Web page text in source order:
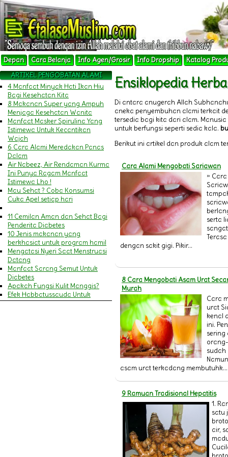
Depan Cara Belanja Info Agen/Grosir Info Dropship
Katalog
ARTIKEL PENGOBATAN ALAMI
4 Manfaat Minyak Hati Ikan Hiu
Bagi Kesehatan Kita
8 Makanan Super yang Ampuh
Menjaga Kesehatan Wanita
Manfaat Masker Spirulina Yang
Istimewa Untuk Kecantikan
Wajah
6 Cara Alami Meredakan Panas
Dalam
Air Nabeez, Air Rendaman Kurma
Ini Punya Ragam Manfaat
Istimewa Lho !
Mau Sehat ? Coba Konsumsi
Cuka Apel setiap hari
11 Cemilan Aman dan Sehat Bagi
Penderita Diabetes
10 Jenis makanan yang
berkhasiat untuk program hamil
Mengatasi Nyeri Saat Menstruasi
Datang
Manfaat Sarang Semut Untuk
Diabetes
Apakah Fungsi Kulit Manggis?
Efek Habbatussauda Untuk
Amandel
Ensiklopedia
Di antara anugerah Allah
aneka penyembuhan alami terkait
tersedia bagi kita dari alam.
untuk berfungsi seperti sedia kala.
Berikut ini artikel dan produk alam
Cara Alami Mengobati Sariawan
»
serta
dengan sakit gigi. Pikir...
8 Cara Mengobati Asam Urat
Murah
Cara
urat
kenal
ini.
sering
sudah
asam urat terkadang membutuhk...
9 Ramuan Tradisional Hepatitis
1.
satu
air,